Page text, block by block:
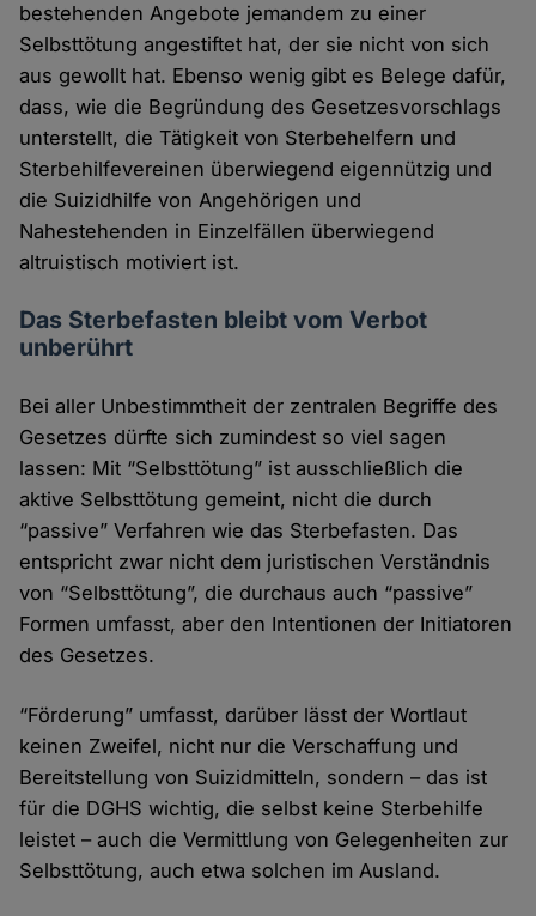
bestehenden Angebote jemandem zu einer
Selbsttötung angestiftet hat, der sie nicht von sich
aus gewollt hat. Ebenso wenig gibt es Belege dafür,
dass, wie die Begründung des Gesetzesvorschlags
unterstellt, die Tätigkeit von Sterbehelfern und
Sterbehilfevereinen überwiegend eigennützig und
die Suizidhilfe von Angehörigen und
Nahestehenden in Einzelfällen überwiegend
altruistisch motiviert ist.
Das Sterbefasten bleibt vom Verbot
unberührt
Bei aller Unbestimmtheit der zentralen Begriffe des
Gesetzes dürfte sich zumindest so viel sagen
lassen: Mit “Selbsttötung” ist ausschließlich die
aktive Selbsttötung gemeint, nicht die durch
“passive” Verfahren wie das Sterbefasten. Das
entspricht zwar nicht dem juristischen Verständnis
von “Selbsttötung”, die durchaus auch “passive”
Formen umfasst, aber den Intentionen der Initiatoren
des Gesetzes.
“Förderung” umfasst, darüber lässt der Wortlaut
keinen Zweifel, nicht nur die Verschaffung und
Bereitstellung von Suizidmitteln, sondern – das ist
für die DGHS wichtig, die selbst keine Sterbehilfe
leistet – auch die Vermittlung von Gelegenheiten zur
Selbsttötung, auch etwa solchen im Ausland.